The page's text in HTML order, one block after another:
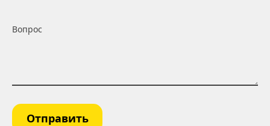
Вопрос
Отправить